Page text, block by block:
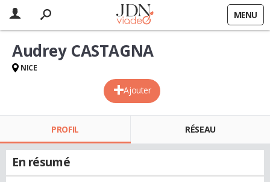
MENU
Ajouter
Audrey CASTAGNA
NICE
PROFIL RÉSEAU
En résumé